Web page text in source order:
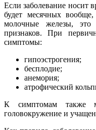
Если заболевание носит
будет месячных
молочные железы,
признаков. При
симптомы:
гипоэстрогения;
бесплодие;
анемория;
атрофический
К симптомам также
головокружение и